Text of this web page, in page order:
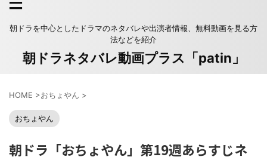
朝ドラを中心としたドラマのネタバレや出演者情報、無料動画を見る方
法などを紹介
朝ドラネタバレ動画プラス「patin」
HOME >おちょやん >
おちょやん
朝ドラ「おちょやん」第19週あらすじネ